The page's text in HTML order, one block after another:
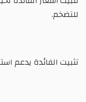
للتضخم.
تثبيت الفائدة يدعم